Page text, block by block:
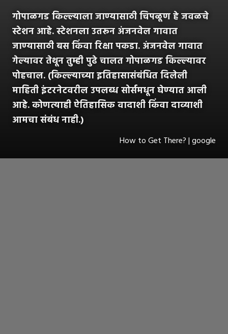
गोपाळगड किल्ल्याला जाण्यासाठी चिपळूण हे जवळचे
स्टेशन आहे. स्टेशनला उतरून अंजनवेल गावात
जाण्यासाठी बस किंवा रिक्षा पकडा. अंजनवेल गावात
गेल्यावर तेथून तुम्ही पुढे चालत गोपाळगड किल्ल्यावर
पोहचाल. (किल्ल्याच्या इतिहासासंबंधित दिलेली
माहिती इंटरनेटवरील उपलब्ध सोर्समधून घेण्यात आली
आहे. कोणत्याही ऐतिहासिक वादाशी किंवा दाव्याशी
आमचा संबंध नाही.)
How to Get There? | google